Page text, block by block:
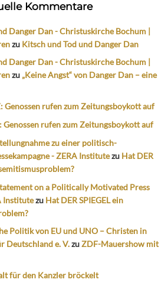
Kommentare
Danger Dan - Christuskirche Bochum |
zu Kitsch und Tod und Danger Dan
Danger Dan - Christuskirche Bochum |
zu „Keine Angst“ von Danger Dan – eine
Genossen rufen zum Zeitungsboykott auf
Genossen rufen zum Zeitungsboykott auf
zu einer politisch-
- ZERA Institutezu Hat DER
on a Politically Motivated Press
Institutezu Hat DER SPIEGEL ein
Politik von EU und UNO – Christen in
Deutschland e. V.zuZDF-Mauershow mit
für den Kanzler bröckelt